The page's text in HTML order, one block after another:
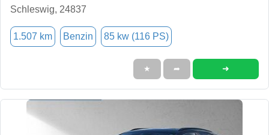
Schleswig, 24837
1.507 km Benzin 85 kw (116 PS)
★ ➦ ➜